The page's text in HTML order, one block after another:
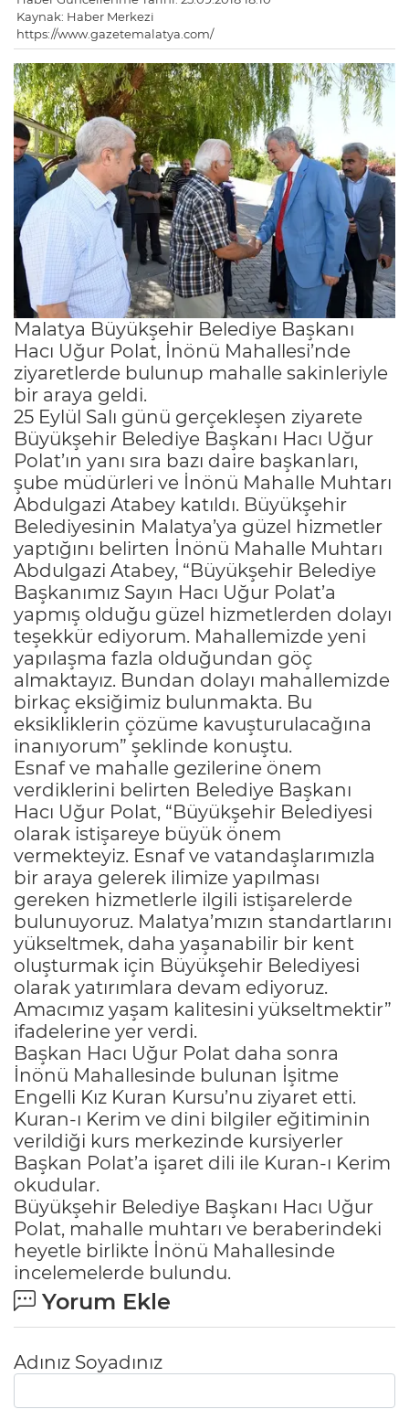
Kaynak: Haber Merkezi
https://www.gazetemalatya.com/
Malatya Büyükşehir Belediye Başkanı
Hacı Uğur Polat, İnönü Mahallesi’nde
ziyaretlerde bulunup mahalle sakinleriyle
bir araya geldi.
25 Eylül Salı günü gerçekleşen ziyarete
Büyükşehir Belediye Başkanı Hacı Uğur
Polat’ın yanı sıra bazı daire başkanları,
şube müdürleri ve İnönü Mahalle Muhtarı
Abdulgazi Atabey katıldı. Büyükşehir
Belediyesinin Malatya’ya güzel hizmetler
yaptığını belirten İnönü Mahalle Muhtarı
Abdulgazi Atabey, “Büyükşehir Belediye
Başkanımız Sayın Hacı Uğur Polat’a
yapmış olduğu güzel hizmetlerden dolayı
teşekkür ediyorum. Mahallemizde yeni
yapılaşma fazla olduğundan göç
almaktayız. Bundan dolayı mahallemizde
birkaç eksiğimiz bulunmakta. Bu
eksikliklerin çözüme kavuşturulacağına
inanıyorum” şeklinde konuştu.
Esnaf ve mahalle gezilerine önem
verdiklerini belirten Belediye Başkanı
Hacı Uğur Polat, “Büyükşehir Belediyesi
olarak istişareye büyük önem
vermekteyiz. Esnaf ve vatandaşlarımızla
bir araya gelerek ilimize yapılması
gereken hizmetlerle ilgili istişarelerde
bulunuyoruz. Malatya’mızın standartlarını
yükseltmek, daha yaşanabilir bir kent
oluşturmak için Büyükşehir Belediyesi
olarak yatırımlara devam ediyoruz.
Amacımız yaşam kalitesini yükseltmektir”
ifadelerine yer verdi.
Başkan Hacı Uğur Polat daha sonra
İnönü Mahallesinde bulunan İşitme
Engelli Kız Kuran Kursu’nu ziyaret etti.
Kuran-ı Kerim ve dini bilgiler eğitiminin
verildiği kurs merkezinde kursiyerler
Başkan Polat’a işaret dili ile Kuran-ı Kerim
okudular.
Büyükşehir Belediye Başkanı Hacı Uğur
Polat, mahalle muhtarı ve beraberindeki
heyetle birlikte İnönü Mahallesinde
incelemelerde bulundu.
Yorum Ekle
Adınız Soyadınız